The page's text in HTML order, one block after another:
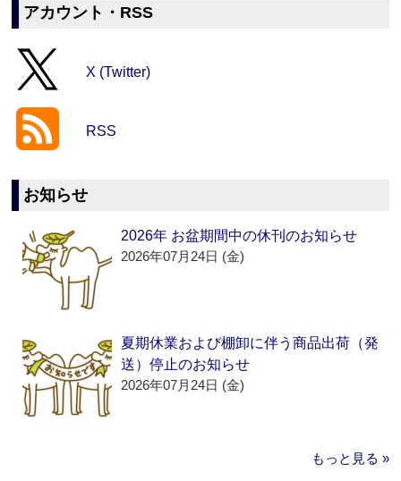
アカウント・RSS
X (Twitter)
RSS
お知らせ
2026年 お盆期間中の休刊のお知らせ
2026年07月24日 (金)
夏期休業および棚卸に伴う商品出荷（発
送）停止のお知らせ
2026年07月24日 (金)
もっと見る »